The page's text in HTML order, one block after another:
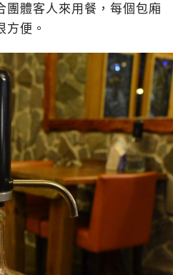
團體客人來用餐，每個包廂
方便。